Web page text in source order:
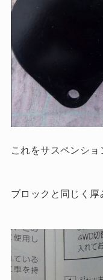
これをサスペンショ
ブロックと同じく厚